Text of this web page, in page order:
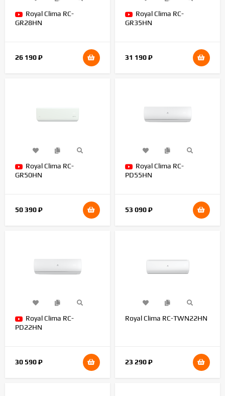
Royal Clima RC-
GR28HN
26 190₽
Royal Clima RC-
GR35HN
31 190₽
Royal Clima RC-
GR50HN
50 390₽
Royal Clima RC-
PD55HN
53 090₽
Royal Clima RC-
PD22HN
30 590₽
Royal Clima RC-TWN22HN
23 290₽